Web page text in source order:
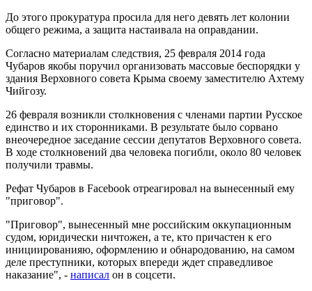
До этого прокуратура просила для него девять лет колонии
общего режима, а защита настаивала на оправдании.
Согласно материалам следствия, 25 февраля 2014 года
Чубаров якобы поручил организовать массовые беспорядки у
здания Верховного совета Крыма своему заместителю Ахтему
Чийгозу.
26 февраля возникли столкновения с членами партии Русское
единство и их сторонниками. В результате было сорвано
внеочередное заседание сессии депутатов Верховного совета.
В ходе столкновений два человека погибли, около 80 человек
получили травмы.
Рефат Чубаров в Facebook отреагировал на вынесенный ему
"приговор".
"Приговор", вынесенный мне российским оккупационным
судом, юридически ничтожен, а те, кто причастен к его
инициированияю, оформлению и обнародованию, на самом
деле преступники, которых впереди ждет справедливое
наказание", - написал он в соцсети.